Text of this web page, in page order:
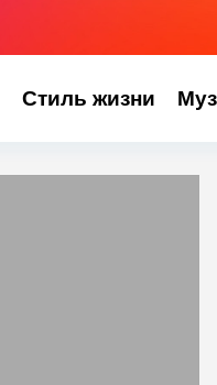
Стиль жизни